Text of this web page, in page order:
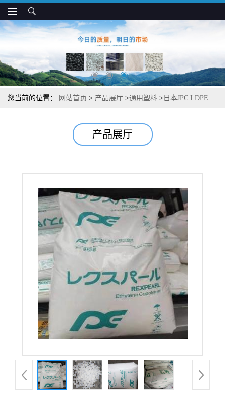
您当前的位置： 网站首页 > 产品展厅 >通用塑料 > 日本JPC LDPE
产品展厅